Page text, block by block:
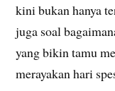
kini bukan hanya
juga soal
yang bikin tamu
merayakan hari